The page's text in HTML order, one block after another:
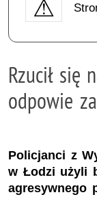
Rzucił się
odpowie
Policjanci z
w Łodzi użyli
agresywnego